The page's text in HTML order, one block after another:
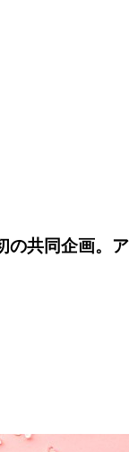
共同企画。